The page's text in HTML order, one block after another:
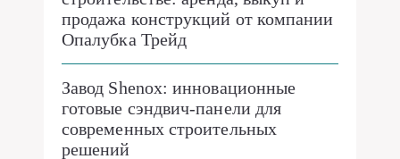
продажа конструкций от компании
Опалубка Трейд
Завод Shenox: инновационные
готовые сэндвич-панели для
современных строительных
решений